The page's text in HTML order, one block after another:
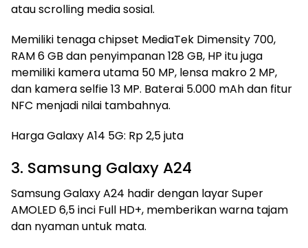
atau scrolling media sosial.
Memiliki tenaga chipset MediaTek Dimensity 700,
RAM 6 GB dan penyimpanan 128 GB, HP itu juga
memiliki kamera utama 50 MP, lensa makro 2 MP,
dan kamera selfie 13 MP. Baterai 5.000 mAh dan fitur
NFC menjadi nilai tambahnya.
Harga Galaxy A14 5G: Rp 2,5 juta
3. Samsung Galaxy A24
Samsung Galaxy A24 hadir dengan layar Super
AMOLED 6,5 inci Full HD+, memberikan warna tajam
dan nyaman untuk mata.